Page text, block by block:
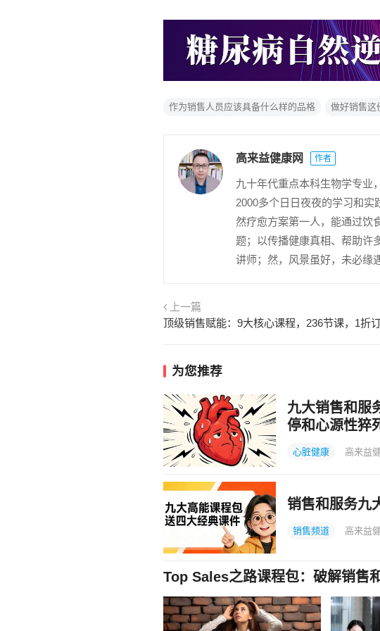
作为销售人员应该具备什么样的品格 做好销售这
高来益健康网 作者
九十年代重点本科生物学专业
2000多个日日夜夜的学习和
然疗愈方案第一人，能通过饮
题；以传播健康真相、帮助许
讲师；然，风景虽好，未必缘遇
上一篇
顶级销售赋能：9大核心课程，236节课，1折
为您推荐
九大销售和服
停和心源性猝
心脏健康 高来益
销售和服务九
销售频道 高来益
Top Sales之路课程包：破解销售